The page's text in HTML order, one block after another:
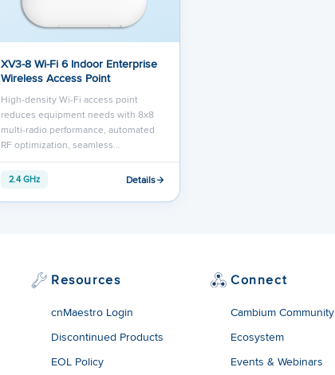
XV3-8 Wi-Fi 6 Indoor Enterprise
Wireless Access Point
High-density Wi-Fi access point
reduces equipment needs with 8x8
multi-radio performance, automated
RF optimization, seamless…
2.4 GHz Details
Resources
cnMaestro Login
Discontinued Products
EOL Policy
Connect
Cambium Community
Ecosystem
Events & Webinars